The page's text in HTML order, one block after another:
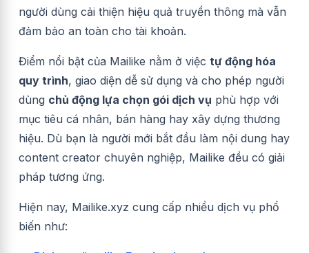
người dùng cải thiện hiệu quả truyền thông mà vẫn
đảm bảo an toàn cho tài khoản.
Điểm nổi bật của Mailike nằm ở việc tự động hóa
quy trình, giao diện dễ sử dụng và cho phép người
dùng chủ động lựa chọn gói dịch vụ phù hợp với
mục tiêu cá nhân, bán hàng hay xây dựng thương
hiệu. Dù bạn là người mới bắt đầu làm nội dung hay
content creator chuyên nghiệp, Mailike đều có giải
pháp tương ứng.
Hiện nay, Mailike.xyz cung cấp nhiều dịch vụ phổ
biến như: